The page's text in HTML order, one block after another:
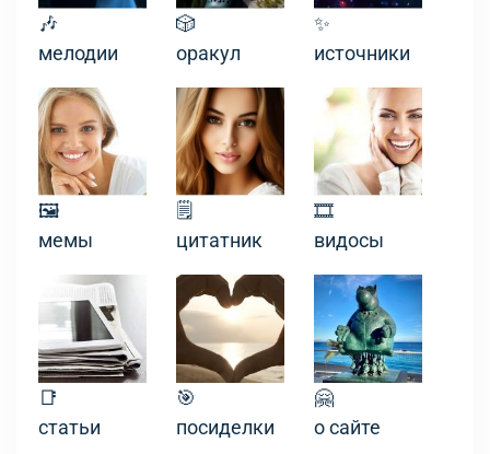
🎶
мелодии
🎲
оракул
✨
источники
🖼
мемы
🗒
цитатник
🎞
видосы
📑
статьи
🎯
посиделки
🤗
о сайте